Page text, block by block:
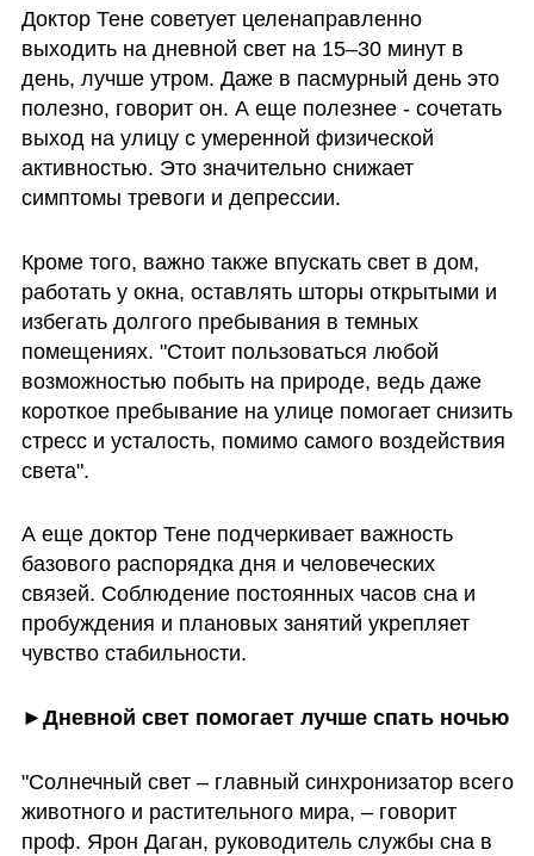
Доктор Тене советует целенаправленно
выходить на дневной свет на 15–30 минут в
день, лучше утром. Даже в пасмурный день это
полезно, говорит он. А еще полезнее - сочетать
выход на улицу с умеренной физической
активностью. Это значительно снижает
симптомы тревоги и депрессии.
Кроме того, важно также впускать свет в дом,
работать у окна, оставлять шторы открытыми и
избегать долгого пребывания в темных
помещениях. "Стоит пользоваться любой
возможностью побыть на природе, ведь даже
короткое пребывание на улице помогает снизить
стресс и усталость, помимо самого воздействия
света".
А еще доктор Тене подчеркивает важность
базового распорядка дня и человеческих
связей. Соблюдение постоянных часов сна и
пробуждения и плановых занятий укрепляет
чувство стабильности.
►Дневной свет помогает лучше спать ночью
"Солнечный свет – главный синхронизатор всего
животного и растительного мира, – говорит
проф. Ярон Даган, руководитель службы сна в